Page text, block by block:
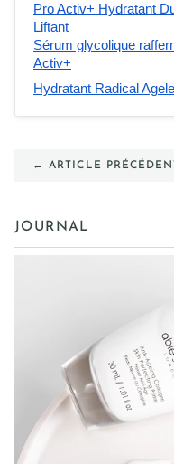
Pro Activ+ Hydratant
Liftant
Sérum glycolique
Activ+
Hydratant Radical
← ARTICLE
JOURNAL